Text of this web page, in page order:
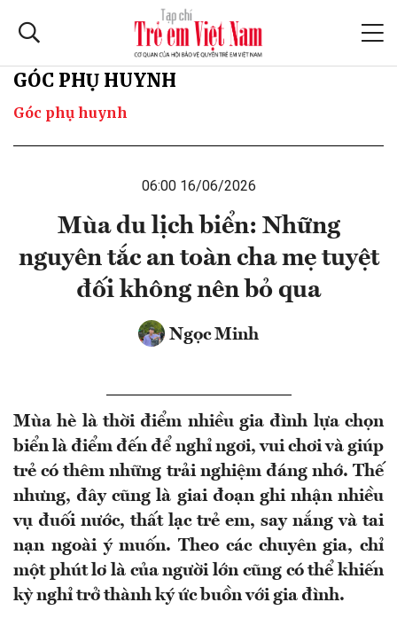
GÓC PHỤ HUYNH
Góc phụ huynh
06:00 16/06/2026
Mùa du lịch biển: Những
nguyên tắc an toàn cha mẹ tuyệt
đối không nên bỏ qua
Ngọc Minh
Mùa hè là thời điểm nhiều gia đình lựa chọn
biển là điểm đến để nghỉ ngơi, vui chơi và giúp
trẻ có thêm những trải nghiệm đáng nhớ. Thế
nhưng, đây cũng là giai đoạn ghi nhận nhiều
vụ đuối nước, thất lạc trẻ em, say nắng và tai
nạn ngoài ý muốn. Theo các chuyên gia, chỉ
một phút lơ là của người lớn cũng có thể khiến
kỳ nghỉ trở thành ký ức buồn với gia đình.